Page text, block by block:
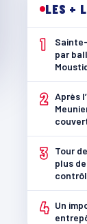
LES +
1
par
2 Après
3
Tour
plus
4 Un